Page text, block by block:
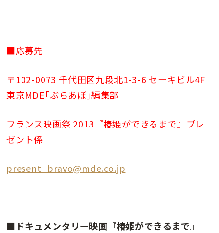
■応募先
〒102-0073 千代田区九段北1-3-6 セーキビル4F
東京MDE｢ぶらあぼ｣編集部
フランス映画祭 2013『椿姫ができるまで』プレ
ゼント係
present_bravo@mde.co.jp
■ドキュメンタリー映画『椿姫ができるまで』